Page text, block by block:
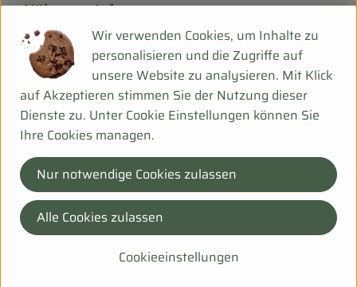
Nährwert-Info
Produktdatenblatt
Herkunft
Hersteller: Weiling
DV
Wir verwenden Cookies, um Inhalte zu
personalisieren und die Zugriffe auf
unsere Website zu analysieren. Mit Klick
auf Akzeptieren stimmen Sie der Nutzung dieser
Dienste zu. Unter Cookie Einstellungen können Sie
Ihre Cookies managen.
Cookieeinstellungen
Nur notwendige Cookies zulassen
Alle Cookies zulassen